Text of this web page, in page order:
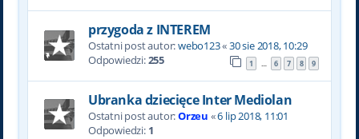
przygoda z INTEREM
Ostatni post autor:webo123«30 sie 2018, 10:29
Odpowiedzi:255 1 … 6 7 8 9
Ubranka dziecięce Inter Mediolan
Ostatni post autor:Orzeu «6 lip 2018, 11:01
Odpowiedzi: 1